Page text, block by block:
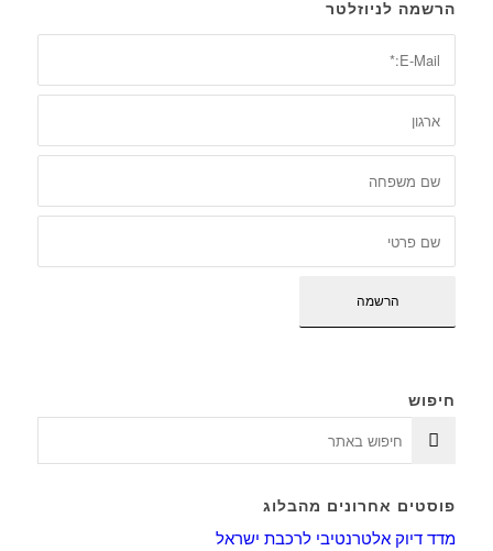
הרשמה לניוזלטר
חיפוש
פוסטים אחרונים מהבלוג
מדד דיוק אלטרנטיבי לרכבת ישראל